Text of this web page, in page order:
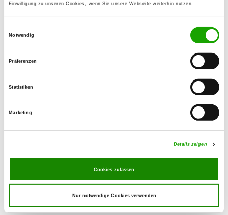
Einwilligung zu unseren Cookies, wenn Sie unsere Webseite weiterhin nutzen.
Notwendig
Präferenzen
Statistiken
Marketing
Details zeigen
Cookies zulassen
Nur notwendige Cookies verwenden
Details
Haldenstr.
OG - Thale e.V.
Details